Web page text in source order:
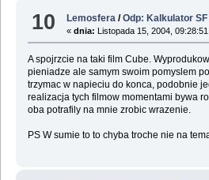
10 Lemosfera /Odp: Kalkulator SF
«dnia: Listopada 15, 2004,
A spojrzcie na taki film Cube.
pieniadze ale samym swoim pomyslem
trzymac w napieciu do konca, podobnie
realizacja tych filmow momentami bywa
oba potrafily na mnie zrobic wrazenie.
PS W sumie to to chyba troche nie na